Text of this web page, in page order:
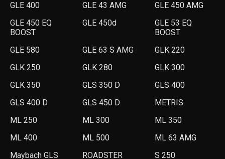
GLE 400
GLE 43 AMG
GLE 450 AMG
GLE 450 EQ
BOOST
GLE 450d
GLE 53 EQ
BOOST
GLE 580
GLE 63 S AMG
GLK 220
GLK 250
GLK 280
GLK 300
GLK 350
GLS 350 D
GLS 400
GLS 400 D
GLS 450 D
METRIS
ML 250
ML 300
ML 350
ML 400
ML 500
ML 63 AMG
Maybach GLS
ROADSTER S 250